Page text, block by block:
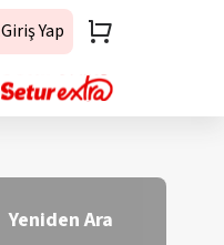
Giriş Yap
Yeniden Ara